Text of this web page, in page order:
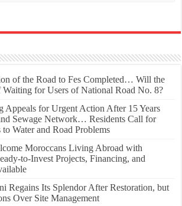
of the Road to Fes Completed… Will the
Waiting for Users of National Road No. 8?
Appeals for Urgent Action After 15 Years
Sewage Network… Residents Call for
Water and Road Problems
Moroccans Living Abroad with
to-Invest Projects, Financing, and
Regains Its Splendor After Restoration, but
Over Site Management